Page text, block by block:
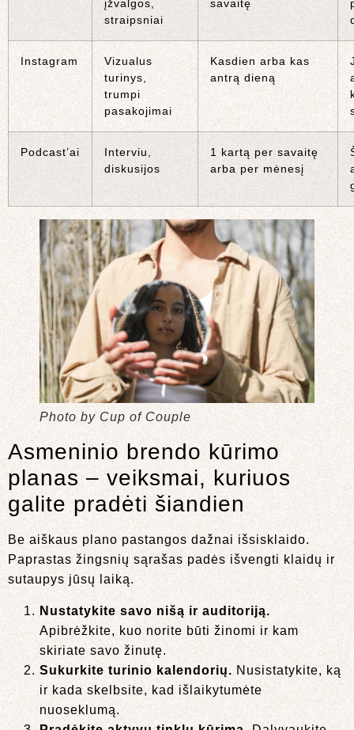
įžvalgos,
straipsniai
savaitę
Instagram
Vizualus
turinys,
trumpi
pasakojimai
Kasdien arba kas
antrą dieną
Podcast’ai
Interviu,
diskusijos
1 kartą per savaitę
arba per mėnesį
Photo by Cup of Couple
Asmeninio brendo kūrimo
planas – veiksmai, kuriuos
galite pradėti šiandien
Be aiškaus plano pastangos dažnai išsisklaido.
Paprastas žingsnių sąrašas padės išvengti klaidų ir
sutaupys jūsų laiką.
Nustatykite savo nišą ir auditoriją.
Apibrėžkite, kuo norite būti žinomi ir kam
skiriate savo žinutę.
Sukurkite turinio kalendorių. Nusistatykite, ką
ir kada skelbsite, kad išlaikytumėte
nuoseklumą.